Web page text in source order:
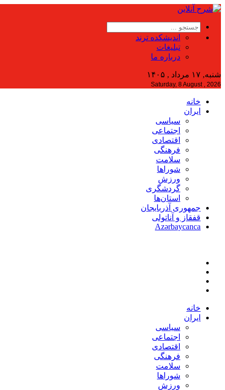
اندیشکده ترند
تبلیغات
درباره ما
شنبه, ۱۷ مرداد , ۱۴۰۵
Saturday, 8 August , 2026
خانه
ایران
سیاسی
اجتماعی
اقتصادی
فرهنگی
سلامت
شوراها
ورزش
گردشگری
استان‌ها
جمهوری آذربایجان
قفقاز و آناتولی
Azərbaycanca
خانه
ایران
سیاسی
اجتماعی
اقتصادی
فرهنگی
سلامت
شوراها
ورزش